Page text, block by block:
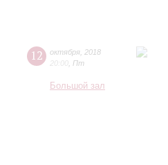
12 октября 2018
20:00 Пт
Большой зал